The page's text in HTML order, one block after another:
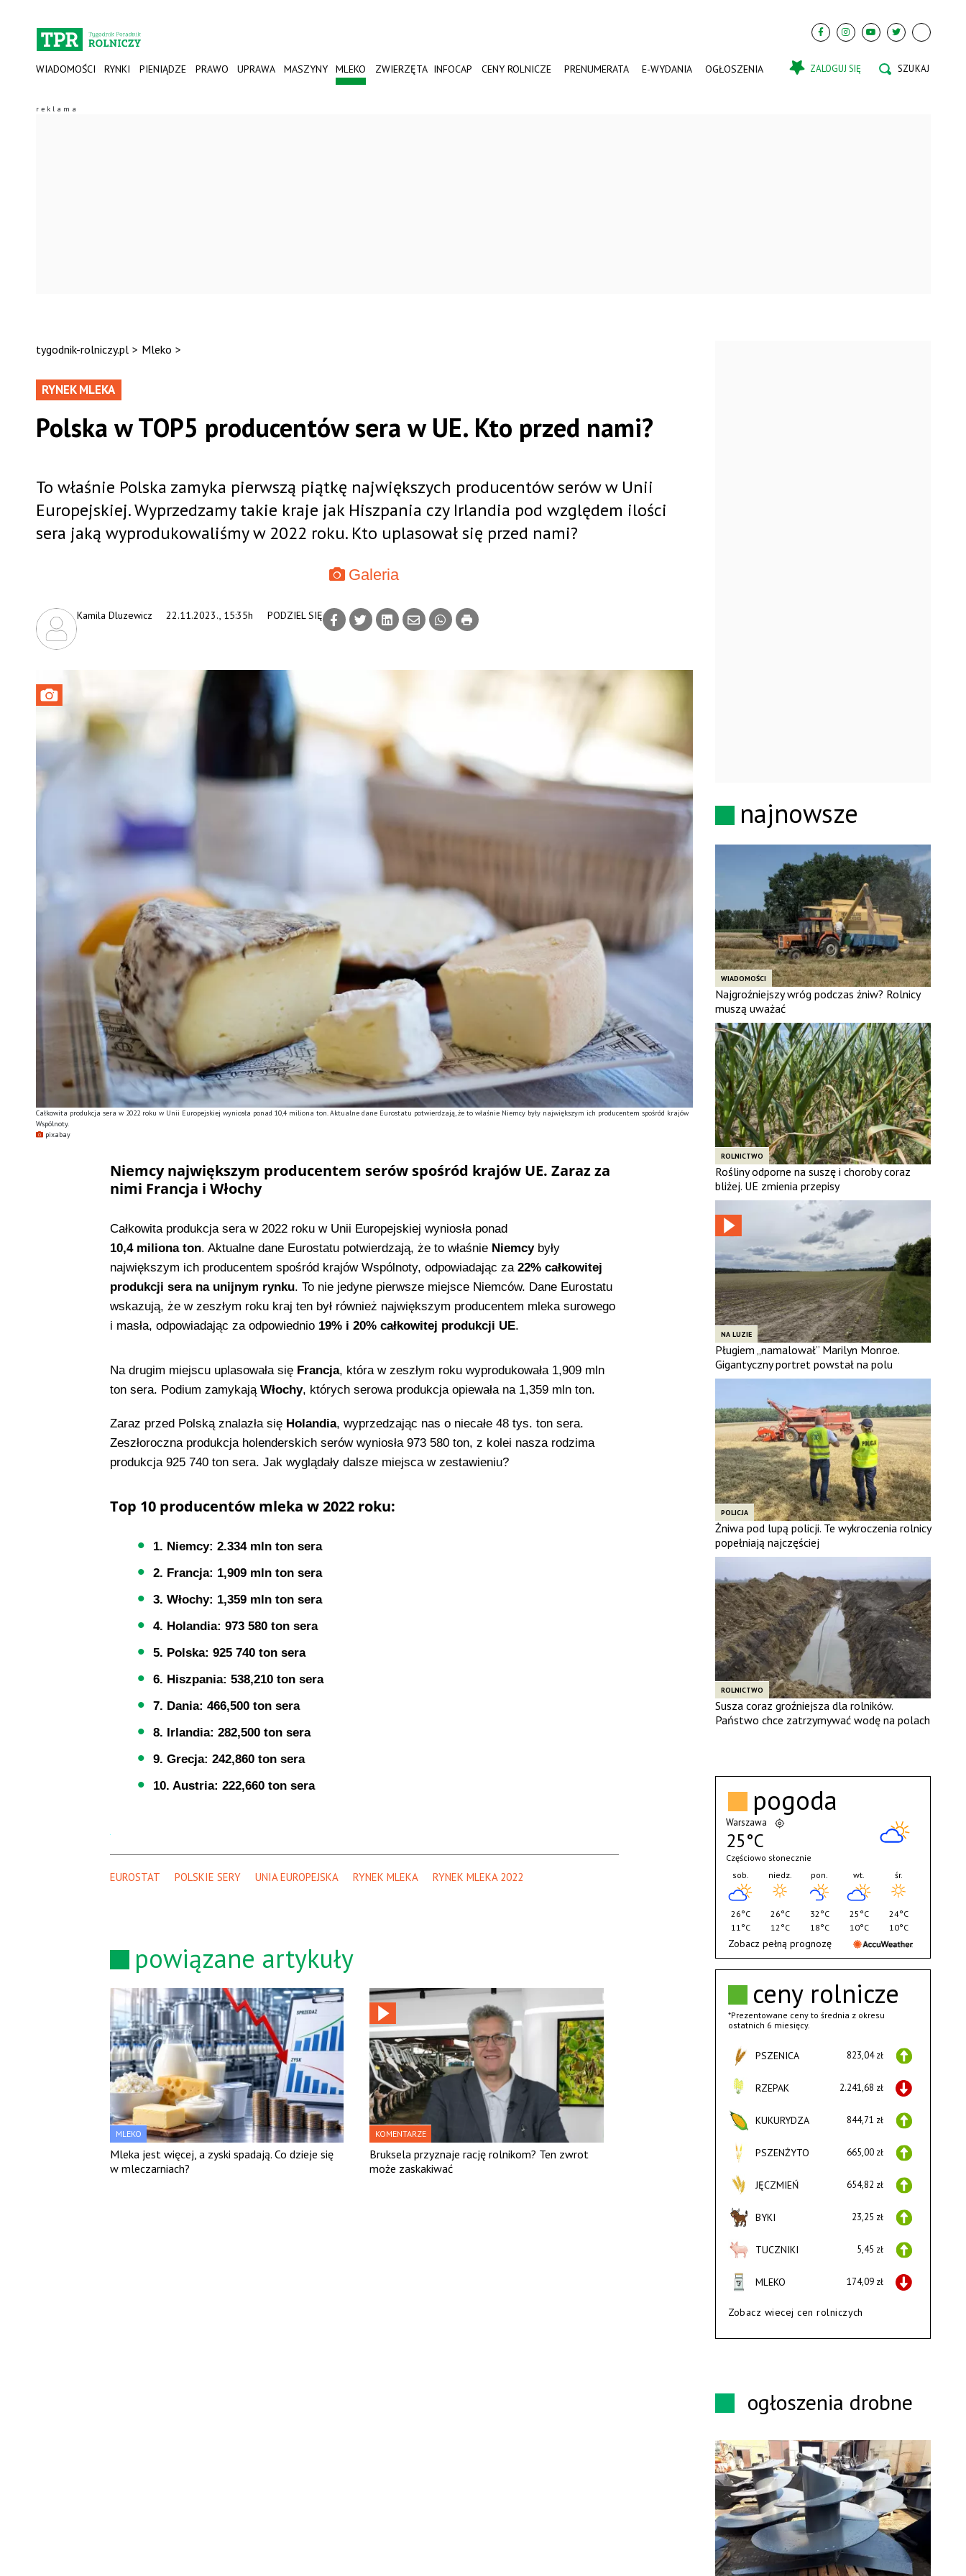
WIADOMOŚCI RYNKI PIENIĄDZE PRAWO UPRAWA MASZYNY MLEKO ZWIERZĘTA INFOCAP CENY ROLNICZE PRENUMERATA E-WYDANIA OGŁOSZENIA ZALOGUJ SIĘ
tygodnik-rolniczy.pl > Mleko >
Całkowita produkcja sera w 2022 roku w Unii Europejskiej wyniosła ponad 10,4 miliona ton. Aktualne dane Eurostatu potwierdzają, że to właśnie Niemcy były największym ich producentem spośród krajów
Wspólnoty.
pixabay
RYNEK MLEKA
Polska w TOP5 producentów sera w UE. Kto przed nami?
22.11.2023., 15:35h
Kamila Dluzewicz PODZIEL SIĘ
To właśnie Polska zamyka pierwszą piątkę największych producentów serów w Unii
Europejskiej. Wyprzedzamy takie kraje jak Hiszpania czy Irlandia pod względem ilości
sera jaką wyprodukowaliśmy w 2022 roku. Kto uplasował się przed nami?
Galeria
Niemcy największym producentem serów spośród krajów UE. Zaraz za
nimi Francja i Włochy
Całkowita produkcja sera w 2022 roku w Unii Europejskiej wyniosła ponad
10,4 miliona ton. Aktualne dane Eurostatu potwierdzają, że to właśnie Niemcybyły
największym ich producentem spośród krajów Wspólnoty, odpowiadając za22% całkowitej
produkcji sera na unijnym rynku. To nie jedyne pierwsze miejsce Niemców. Dane Eurostatu
wskazują, że w zeszłym roku kraj ten był również największym producentem mleka surowego
i masła, odpowiadając za odpowiednio19% i 20% całkowitej produkcji UE.
Na drugim miejscu uplasowała się Francja, która w zeszłym roku wyprodukowała 1,909 mln
ton sera. Podium zamykają Włochy, których serowa produkcja opiewała na 1,359 mln ton.
Zaraz przed Polską znalazła się Holandia, wyprzedzając nas o niecałe 48 tys. ton sera.
Zeszłoroczna produkcja holenderskich serów wyniosła 973 580 ton, z kolei nasza rodzima
produkcja 925 740 ton sera. Jak wyglądały dalsze miejsca w zestawieniu?
Top 10 producentów mleka w 2022 roku:
1. Niemcy: 2.334 mln ton sera
2. Francja: 1,909 mln ton sera
3. Włochy: 1,359 mln ton sera
4. Holandia: 973 580 ton sera
5. Polska: 925 740 ton sera
6. Hiszpania: 538,210 ton sera
7. Dania: 466,500 ton sera
8. Irlandia: 282,500 ton sera
9. Grecja: 242,860 ton sera
10. Austria: 222,660 ton sera
EUROSTAT POLSKIE SERY UNIA EUROPEJSKA RYNEK MLEKA RYNEK MLEKA 2022
powiązane artykuły
MLEKO
Mleka jest więcej, a zyski spadają. Co dzieje się
w mleczarniach?
KOMENTARZE
Bruksela przyznaje rację rolnikom? Ten zwrot
może zaskakiwać
najnowsze
WIADOMOŚCI
Najgroźniejszy wróg podczas żniw? Rolnicy
muszą uważać
ROLNICTWO
Rośliny odporne na suszę i choroby coraz
bliżej. UE zmienia przepisy
NA LUZIE
Pługiem „namalował” Marilyn Monroe.
Gigantyczny portret powstał na polu
POLICJA
Żniwa pod lupą policji. Te wykroczenia rolnicy
popełniają najczęściej
ROLNICTWO
Susza coraz groźniejsza dla rolników.
Państwo chce zatrzymywać wodę na polach
ceny rolnicze
*Prezentowane ceny to średnia z okresu
ostatnich 6 miesięcy.
PSZENICA 823,04 zł
RZEPAK 2.241,68 zł
KUKURYDZA 844,71 zł
PSZENŻYTO 665,00 zł
JĘCZMIEŃ 654,82 zł
BYKI 23,25 zł
TUCZNIKI 5,45 zł
MLEKO 174,09 zł
Zobacz wiecej cen rolniczych
pogoda
Warszawa
25°C
Częściowo słonecznie
sob.
26°C
11°C
niedz.
26°C
12°C
pon.
32°C
18°C
wt.
25°C
10°C
śr.
24°C
10°C
Zobacz pełną prognozę
ogłoszenia drobne